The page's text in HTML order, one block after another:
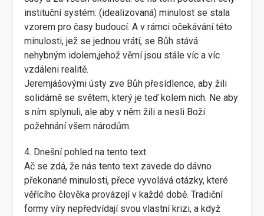
instituční systém: (idealizovaná) minulost se stala
vzorem pro časy budoucí. A v rámci očekávání této
minulosti, jež se jednou vrátí, se Bůh stává
nehybným idolem,jehož věrní jsou stále víc a víc
vzdáleni realitě.
Jeremjášovými ústy zve Bůh přesídlence, aby žili
solidárně se světem, který je teď kolem nich. Ne aby
s ním splynuli, ale aby v něm žili a nesli Boží
požehnání všem národům.
4. Dnešní pohled na tento text
Ač se zdá, že nás tento text zavede do dávno
překonané minulosti, přece vyvolává otázky, které
věřícího člověka provázejí v každé době. Tradiční
formy víry nepředvídají svou vlastní krizi, a když